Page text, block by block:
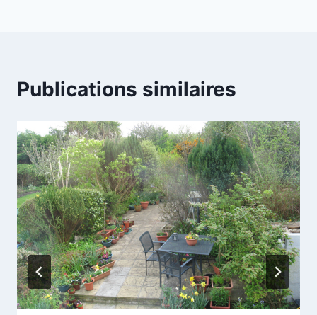
Publications similaires